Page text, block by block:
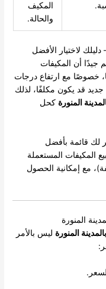
المكيف
والحالة.
لاختيار الأفضل
جيدًا أن المكيفات
خصوصًا مع ارتفاع درجات
قد يكون مكلفًا، لذلك
المنورة كحل
لك قائمة بأفضل
المكيفات المستعملة
مع إمكانية الحصول
المنورة
المنورة ليس بالأمر